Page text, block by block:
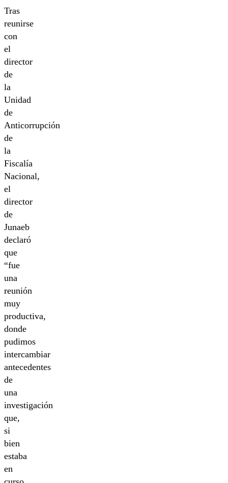
Tras
reunirse
con
el
director
de
la
Unidad
de
Anticorrupción
de
la
Fiscalía
Nacional,
el
director
de
Junaeb
declaró
que
“fue
una
reunión
muy
productiva,
donde
pudimos
intercambiar
antecedentes
de
una
investigación
que,
si
bien
estaba
en